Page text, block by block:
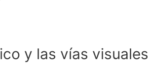
y las vías visuales